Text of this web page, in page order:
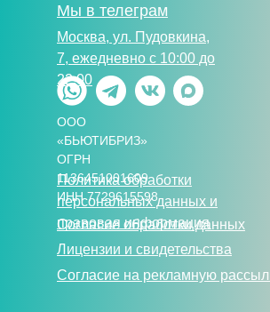
Москва, ул. Пудовкина,
7, eжедневно с 10:00 до
22:00
Мы в телеграм
Политика обработки
персональных данных и
правовая информация
Согласие обработки данных
Лицензии и свидетельства
Согласие на рекламную
ООО
«БЬЮТИБРИЗ»
ОГРН
1136451001609
ИНН 7729615598